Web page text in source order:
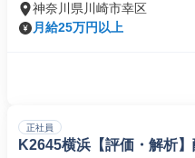
神奈川県川崎市幸区
月給25万円以上
正社員
K2645横浜【評価・解析